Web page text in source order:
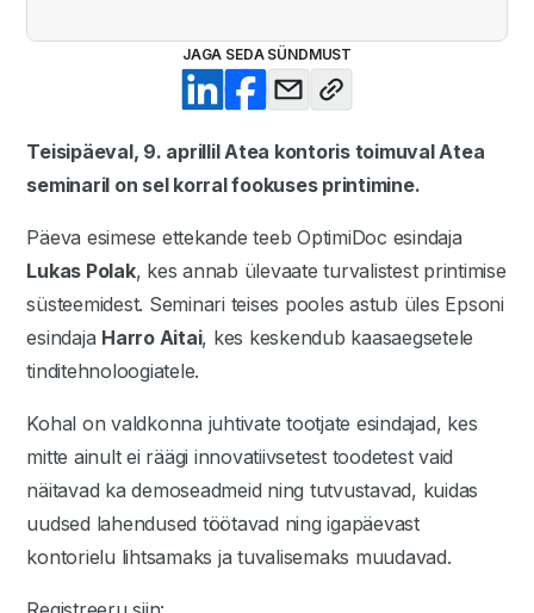
JAGA SEDA SÜNDMUST
Teisipäeval, 9. aprillil Atea kontoris toimuval Atea
seminaril on sel korral fookuses printimine.
Päeva esimese ettekande teeb OptimiDoc esindaja
Lukas Polak, kes annab ülevaate turvalistest printimise
süsteemidest. Seminari teises pooles astub üles Epsoni
esindaja Harro Aitai, kes keskendub kaasaegsetele
tinditehnoloogiatele.
Kohal on valdkonna juhtivate tootjate esindajad, kes
mitte ainult ei räägi innovatiivsetest toodetest vaid
näitavad ka demoseadmeid ning tutvustavad, kuidas
uudsed lahendused töötavad ning igapäevast
kontorielu lihtsamaks ja tuvalisemaks muudavad.